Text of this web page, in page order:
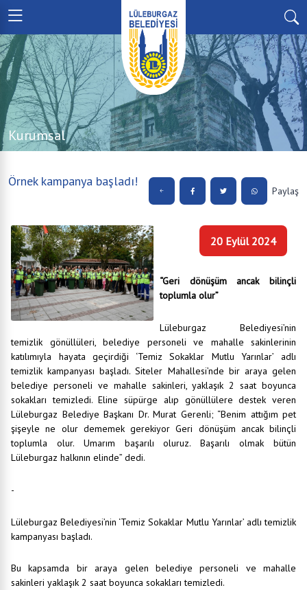
Kurumsal
Örnek kampanya başladı!
Paylaş
20 Eylül 2024
“Geri dönüşüm ancak bilinçli
toplumla olur”
Lüleburgaz Belediyesi’nin
temizlik gönüllüleri, belediye personeli ve mahalle sakinlerinin
katılımıyla hayata geçirdiği ‘Temiz Sokaklar Mutlu Yarınlar’ adlı
temizlik kampanyası başladı. Siteler Mahallesi’nde bir araya gelen
belediye personeli ve mahalle sakinleri, yaklaşık 2 saat boyunca
sokakları temizledi. Eline süpürge alıp gönüllülere destek veren
Lüleburgaz Belediye Başkanı Dr. Murat Gerenli; “Benim attığım pet
şişeyle ne olur dememek gerekiyor Geri dönüşüm ancak bilinçli
toplumla olur. Umarım başarılı oluruz. Başarılı olmak bütün
Lüleburgaz halkının elinde” dedi.
-
Lüleburgaz Belediyesi’nin ‘Temiz Sokaklar Mutlu Yarınlar’ adlı temizlik
kampanyası başladı.
Bu kapsamda bir araya gelen belediye personeli ve mahalle
sakinleri yaklaşık 2 saat boyunca sokakları temizledi.